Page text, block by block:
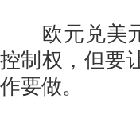
欧元兑美元
控制权，但要
作要做。